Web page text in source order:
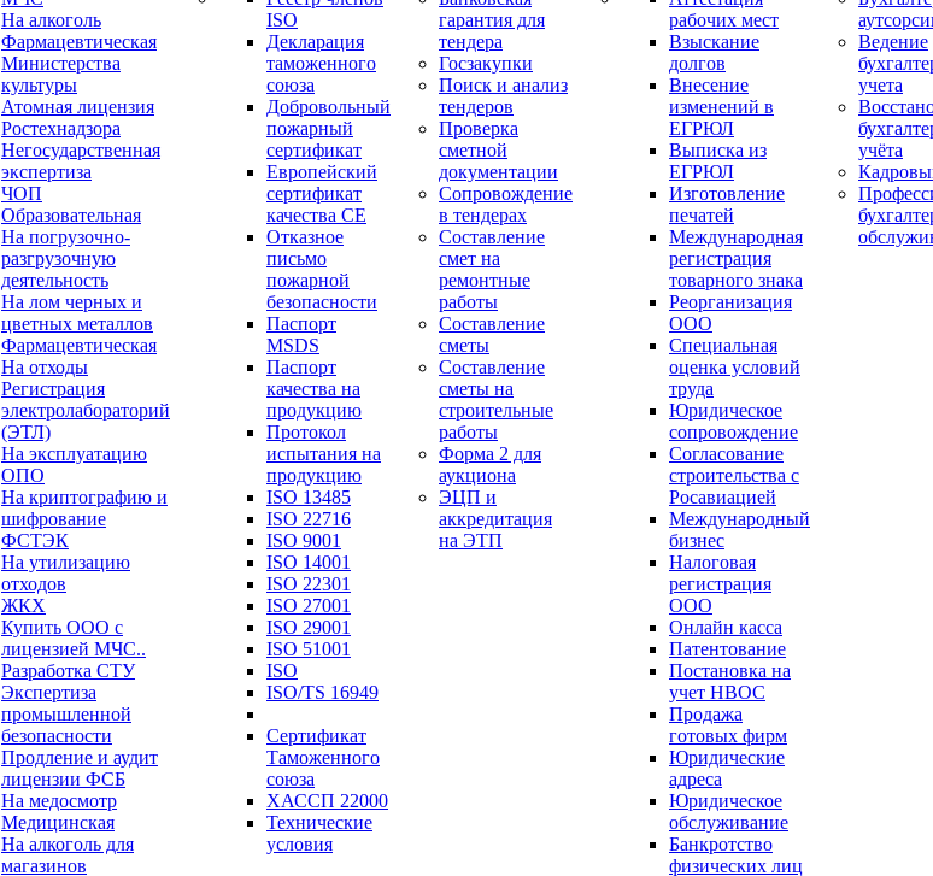
На алкоголь
Фармацевтическая
Министерства
культуры
Атомная лицензия
Ростехнадзора
Негосударственная
экспертиза
ЧОП
Образовательная
На погрузочно-
разгрузочную
деятельность
На лом черных и
цветных металлов
Фармацевтическая
На отходы
Регистрация
электролабораторий
(ЭТЛ)
На эксплуатацию
ОПО
На криптографию и
шифрование
ФСТЭК
На утилизацию
отходов
ЖКХ
Купить ООО с
лицензией МЧС..
Разработка СТУ
Экспертиза
промышленной
безопасности
Продление и аудит
лицензии ФСБ
На медосмотр
Медицинская
На алкоголь для
магазинов
ISO
Декларация
таможенного
союза
Добровольный
пожарный
сертификат
Европейский
сертификат
качества СЕ
Отказное
письмо
пожарной
безопасности
Паспорт
МSDS
Паспорт
качества на
продукцию
Протокол
испытания на
продукцию
ISO 13485
ISO 22716
ISO 9001
ISO 14001
ISO 22301
ISO 27001
ISO 29001
ISO 51001
ISO
ISO/TS 16949
Сертификат
Таможенного
союза
ХАССП 22000
Технические
условия
гарантия для
тендера
Госзакупки
Поиск и анализ
тендеров
Проверка
сметной
документации
Сопровождение
в тендерах
Составление
смет на
ремонтные
работы
Составление
сметы
Составление
сметы на
строительные
работы
Форма 2 для
аукциона
ЭЦП и
аккредитация
на ЭТП
рабочих мест
Взыскание
долгов
Внесение
изменений в
ЕГРЮЛ
Выписка из
ЕГРЮЛ
Изготовление
печатей
Международная
регистрация
товарного знака
Реорганизация
ООО
Специальная
оценка условий
труда
Юридическое
сопровождение
Согласование
строительства с
Росавиацией
Международный
бизнес
Налоговая
регистрация
ООО
Онлайн касса
Патентование
Постановка на
учет НВОС
Продажа
готовых фирм
Юридические
адреса
Юридическое
обслуживание
Банкротство
физических лиц
Ведение
учета
учёта